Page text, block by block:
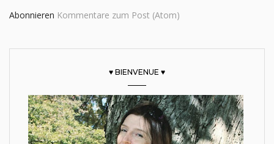
Abonnieren Kommentare zum Post (Atom)
♥ BIENVENUE ♥